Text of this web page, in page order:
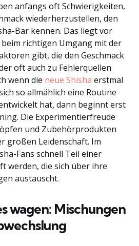
anfangs oft Schwierigkeiten,
wiederherzustellen, den
Bar kennen. Das liegt vor
beim richtigen Umgang mit der
gibt, die den Geschmack
oft auch zu Fehlerquellen
wenn die neue Shisha erstmal
so allmählich eine Routine
hat, dann beginnt erst
Die Experimentierfreude
und Zubehörprodukten
großen Leidenschaft. Im
Fans schnell Teil einer
werden, die sich über ihre
austauscht.
wagen: Mischungen